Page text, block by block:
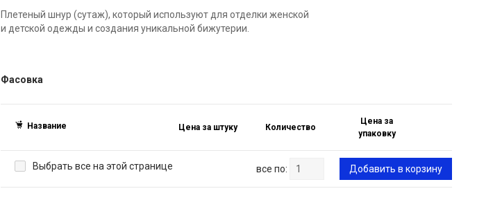
Плетеный шнур (сутаж), который используют для отделки женской
и детской одежды и создания уникальной бижутерии.
Фасовка
Название Цена за штуку Количество
Цена за
упаковку
Выбрать все на этой странице все по: Добавить в корзину